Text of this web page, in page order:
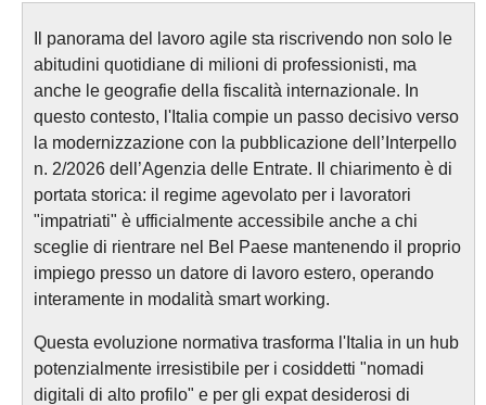
Il panorama del lavoro agile sta riscrivendo non solo le
abitudini quotidiane di milioni di professionisti, ma
anche le geografie della fiscalità internazionale. In
questo contesto, l'Italia compie un passo decisivo verso
la modernizzazione con la pubblicazione dell’Interpello
n. 2/2026 dell’Agenzia delle Entrate. Il chiarimento è di
portata storica: il regime agevolato per i lavoratori
"impatriati" è ufficialmente accessibile anche a chi
sceglie di rientrare nel Bel Paese mantenendo il proprio
impiego presso un datore di lavoro estero, operando
interamente in modalità smart working.
Questa evoluzione normativa trasforma l'Italia in un hub
potenzialmente irresistibile per i cosiddetti "nomadi
digitali di alto profilo" e per gli expat desiderosi di